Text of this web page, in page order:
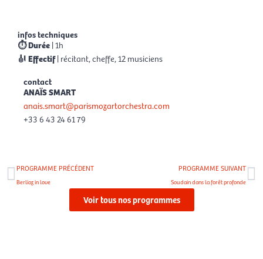
Éric Génovèse
infos techniques
⏱ Durée| 1h
🎻 Effectif| récitant, cheffe, 12 musiciens
contact
ANAÏS SMART
anais.smart@parismozartorchestra.com
+33 6 43 24 61 79
Précédent
PROGRAMME PRÉCÉDENT
Berlioz in love
PROGRAMME SUIVANT
Soudain dans la forêt profonde
Voir tous nos programmes